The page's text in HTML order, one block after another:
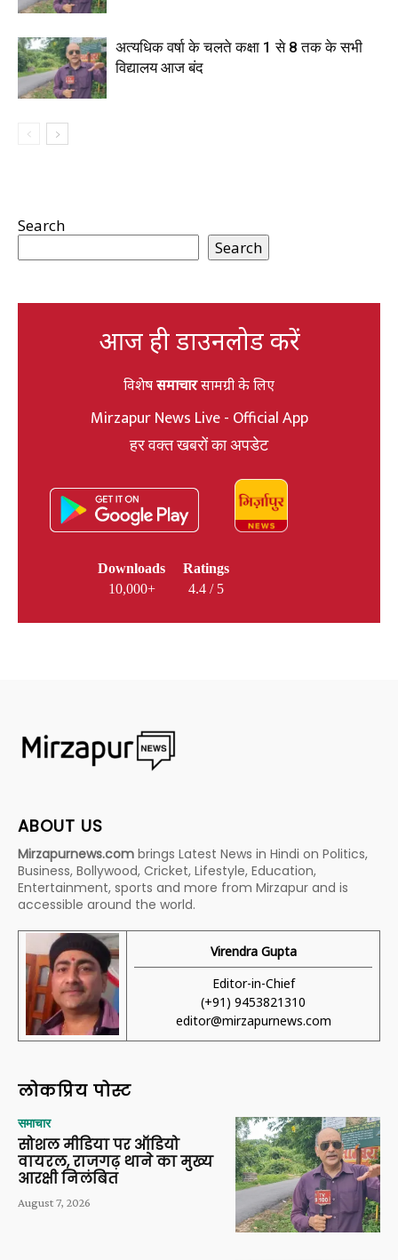
अत्यधिक वर्षा के चलते कक्षा 1 से 8 तक के सभी
विद्यालय आज बंद
Search
Search
आज ही डाउनलोड करें
विशेषसमाचारसामग्री के लिए
Mirzapur News Live - Official App
हर वक्त खबरों का अपडेट
Downloads
10,000+
Ratings
4.4 / 5
ABOUT US
Mirzapurnews.com brings Latest News in Hindi on Politics,
Business, Bollywood, Cricket, Lifestyle, Education,
Entertainment, sports and more from Mirzapur and is
accessible around the world.
Virendra Gupta
Editor-in-Chief
(+91) 9453821310
editor@mirzapurnews.com
लोकप्रिय पोस्ट
समाचार
सोशल मीडिया पर ऑडियो
वायरल, राजगढ़ थाने का मुख्य
आरक्षी निलंबित
August 7, 2026